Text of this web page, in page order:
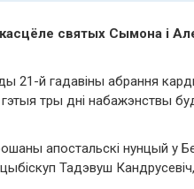
касцёле святых Сымона і
21-й гадавіны абрання
тры дні набажэнствы
апостальскі нунцый у
Тадэвуш